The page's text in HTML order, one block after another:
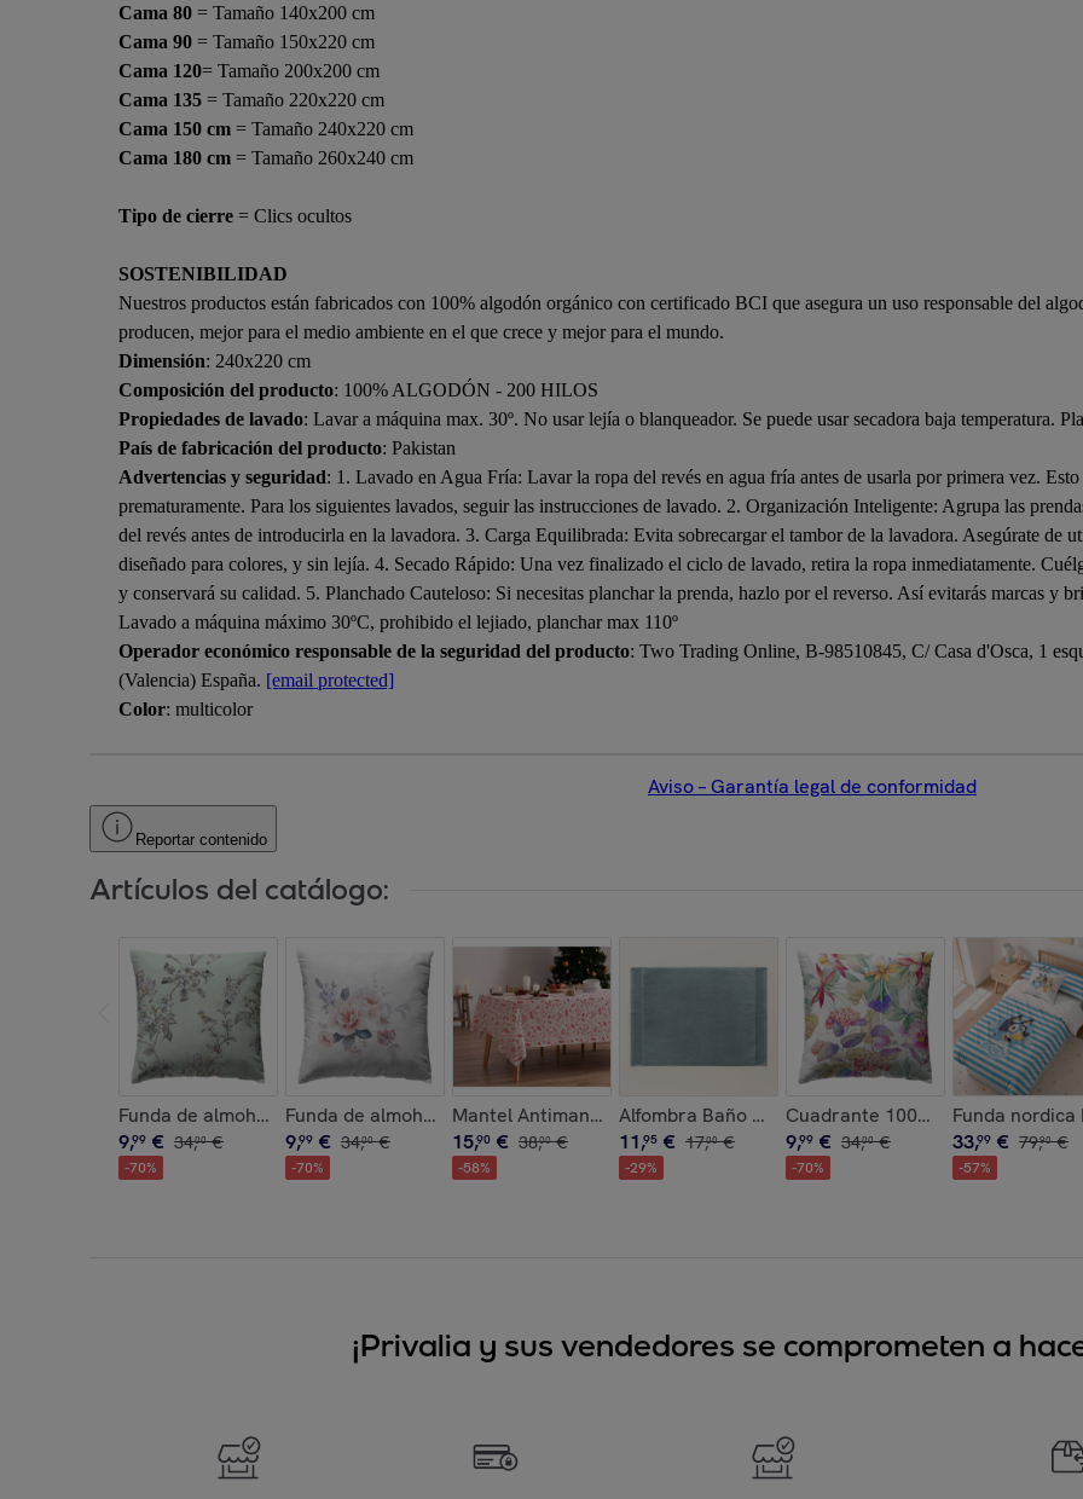
Cama 80 = Tamaño 140x200 cm
Cama 90 = Tamaño 150x220 cm
Cama 120= Tamaño 200x200 cm
Cama 135 = Tamaño 220x220 cm
Cama 150 cm = Tamaño 240x220 cm
Cama 180 cm = Tamaño 260x240 cm
Tipo de cierre = Clics ocultos
SOSTENIBILIDAD
Nuestros productos están fabricados con 100% algodón orgánico con certificado BCI que asegura un uso responsable del
producen, mejor para el medio ambiente en el que crece y mejor para el mundo.
Dimensión: 240x220 cm
Composición del producto: 100% ALGODÓN - 200 HILOS
Propiedades de lavado: Lavar a máquina max. 30º. No usar lejía o blanqueador. Se puede usar secadora baja temperatura.
País de fabricación del producto: Pakistan
Advertencias y seguridad: 1. Lavado en Agua Fría: Lavar la ropa del revés en agua fría antes de usarla por primera vez.
prematuramente. Para los siguientes lavados, seguir las instrucciones de lavado. 2. Organización Inteligente: Agrupa las
del revés antes de introducirla en la lavadora. 3. Carga Equilibrada: Evita sobrecargar el tambor de la lavadora. Asegúrate de
diseñado para colores, y sin lejía. 4. Secado Rápido: Una vez finalizado el ciclo de lavado, retira la ropa inmediatamente.
y conservará su calidad. 5. Planchado Cauteloso: Si necesitas planchar la prenda, hazlo por el reverso. Así evitarás marcas
Lavado a máquina máximo 30ºC, prohibido el lejiado, planchar max 110º
Operador económico responsable de la seguridad del producto: Two Trading Online, B-98510845, C/ Casa d'Osca, 1
(Valencia) España. [email protected]
Color: multicolor
Aviso – Garantía legal de conformidad
Reportar contenido
Artículos del catálogo:
Funda de almohada seiren agua
9,99 € 34,00 €
-70%
Funda de almohada yuri blanco
9,99 € 34,00 €
-70%
Mantel Antimanchas 100% Algodón Family Blanco
15,90 € 38,00 €
-58%
Alfombra Baño Harmony Artic - Zero Twist - 600
11,95 € 17,00 €
-29%
Cuadrante 100% Algodón 200
9,99 € 34,00 €
-70%
Funda nordica
33,99 € 79,90 €
-57%
¡Privalia y sus vendedores se comprometen a